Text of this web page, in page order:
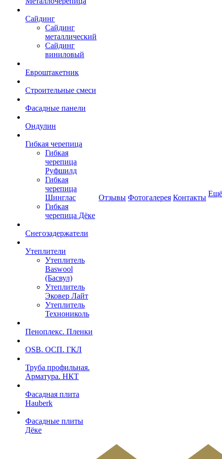
Сайдинг
Сайдинг
металлический
Сайдинг
виниловый
Евроштакетник
Строительные смеси
Фасадные панели
Ондулин
Гибкая черепица
Гибкая
черепица
Руфшилд
Гибкая
черепица
Шинглас
Гибкая
черепица Дёке
Снегозадержатели
Утеплители
Утеплитель
Baswool
(Басвул)
Утеплитель
Эковер Лайт
Утеплитель
Технониколь
Пеноплекс. Пленки
OSB. ОСП. ГКЛ
Труба профильная.
Арматура. НКТ
Фасадная плита
Hauberk
Фасадные плиты
Дёке
Отзывы Фотогалерея Контакты Ещё